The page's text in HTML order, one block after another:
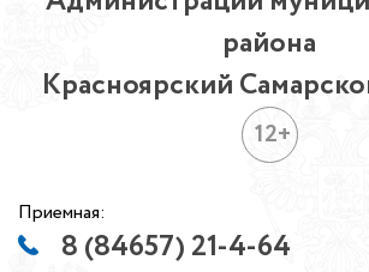
района
Красноярский
12+
Приемная:
8 (84657) 21-4-64